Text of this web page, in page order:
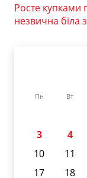
Росте купками
незвична біла
Пн Вт
3
4
10
11
17
18